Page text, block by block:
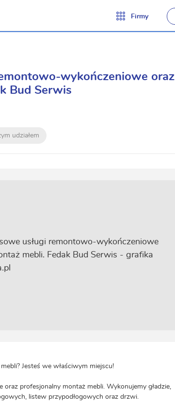
Firmy
wykończeniowe oraz
Bud Serwis
udziałem
Jesteś we właściwym miejscu!
profesjonalny montaż mebli. Wykonujemy gładzie,
listew przypodłogowych oraz drzwi.